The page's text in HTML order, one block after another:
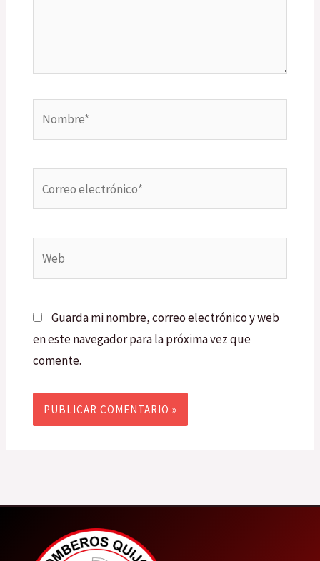
Guarda mi nombre, correo electrónico y web
en este navegador para la próxima vez que
comente.